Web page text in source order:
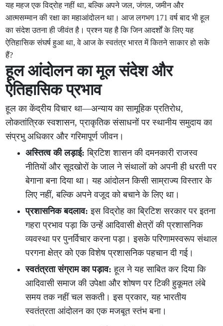
यह महज एक विद्रोह नहीं था, बल्कि अपने जल, जंगल, जमीन और
आत्मसम्मान की रक्षा का महाआंदोलन था। आज लगभग 171 वर्ष बाद भी हूल
का संदेश उतना ही जीवंत है। प्रश्न यह है कि जिन आदर्शों के लिए यह
ऐतिहासिक संघर्ष हुआ था, वे आज के स्वतंत्र भारत में कितने साकार हो सके
हैं?
हूल आंदोलन का मूल संदेश और
ऐतिहासिक प्रभाव
हूल का केंद्रीय विचार था—अन्याय का सामूहिक प्रतिरोध,
लोकतांत्रिक स्वशासन, प्राकृतिक संसाधनों पर स्थानीय समुदाय का
संप्रभु अधिकार और गरिमापूर्ण जीवन।
अस्तित्व की लड़ाई: ब्रिटिश शासन की दमनकारी राजस्व
नीतियों और सूदखोरों के जाल ने संथालों को अपनी ही धरती पर
बेगाना बना दिया था। यह आंदोलन किसी साम्राज्य विस्तार के
लिए नहीं, बल्कि अपने वजूद को बचाने के लिए था।
प्रशासनिक बदलाव: इस विद्रोह का ब्रिटिश सरकार पर इतना
गहरा प्रभाव पड़ा कि उन्हें आदिवासी क्षेत्रों की प्रशासनिक
व्यवस्था पर पुनर्विचार करना पड़ा। इसके परिणामस्वरूप संथाल
परगना क्षेत्र को एक विशेष प्रशासनिक पहचान दी गई।
स्वतंत्रता संग्राम का पड़ाव: हूल ने यह साबित कर दिया कि
आदिवासी समाज की उपेक्षा और शोषण पर टिकी हुकूमत लंबे
समय तक नहीं चल सकती। इस प्रकार, यह भारतीय
स्वतंत्रता आंदोलन का एक मजबूत स्तंभ बना।